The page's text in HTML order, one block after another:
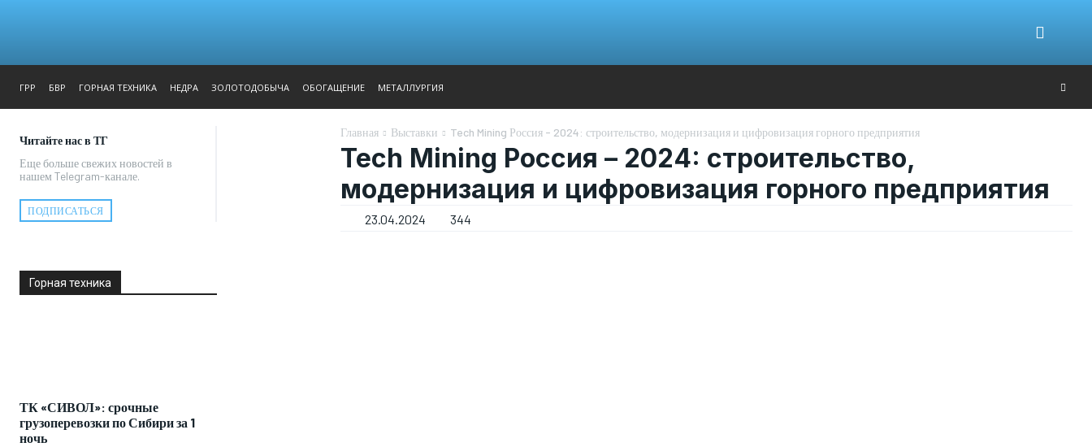
ГРР БВР ГОРНАЯ ТЕХНИКА НЕДРА ЗОЛОТОДОБЫЧА ОБОГАЩЕНИЕ МЕТАЛЛУРГИЯ
Читайте нас в ТГ
Еще больше свежих новостей в
нашем Telegram-канале.
ПОДПИСАТЬСЯ
Горная техника
ТК «СИВОЛ»: срочные
грузоперевозки по Сибири за 1
ночь
Главная Выставки Tech Mining Россия - 2024: строительство, модернизация и цифровизация горного предприятия
Tech Mining Россия – 2024: строительство,
модернизация и цифровизация горного предприятия
23.04.2024 344